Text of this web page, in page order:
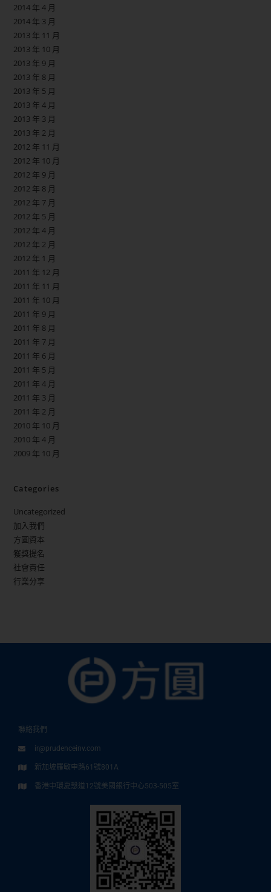
2014 年 4 月
2014 年 3 月
2013 年 11 月
2013 年 10 月
2013 年 9 月
2013 年 8 月
2013 年 5 月
2013 年 4 月
2013 年 3 月
2013 年 2 月
2012 年 11 月
2012 年 10 月
2012 年 9 月
2012 年 8 月
2012 年 7 月
2012 年 5 月
2012 年 4 月
2012 年 2 月
2012 年 1 月
2011 年 12 月
2011 年 11 月
2011 年 10 月
2011 年 9 月
2011 年 8 月
2011 年 7 月
2011 年 6 月
2011 年 5 月
2011 年 4 月
2011 年 3 月
2011 年 2 月
2010 年 10 月
2010 年 4 月
2009 年 10 月
Categories
Uncategorized
加入我們
方圓資本
獲獎提名
社會責任
行業分享
聯絡我們
ir@prudenceinv.com
新加坡羅敏申路61號801A
香港中環夏愨道12號美國銀行中心503-505室